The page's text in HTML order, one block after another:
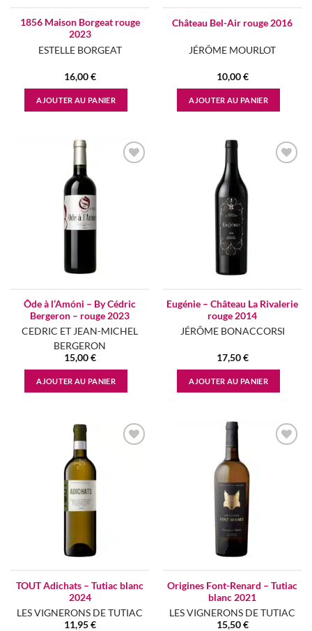
1856 Maison Borgeat rouge
2023
ESTELLE BORGEAT
16,00€
AJOUTER AU PANIER
Château Bel-Air rouge 2016
JÉRÔME MOURLOT
10,00€
AJOUTER AU PANIER
Ôde à l’Amóni – By Cédric
Bergeron – rouge 2023
CEDRIC ET JEAN-MICHEL
BERGERON
15,00€
AJOUTER AU PANIER
Eugénie – Château La Rivalerie
rouge 2014
JÉRÔME BONACCORSI
17,50€
AJOUTER AU PANIER
TOUT Adichats – Tutiac blanc
2024
LES VIGNERONS DE TUTIAC
11,95€
Origines Font-Renard – Tutiac
blanc 2021
LES VIGNERONS DE TUTIAC
15,50€